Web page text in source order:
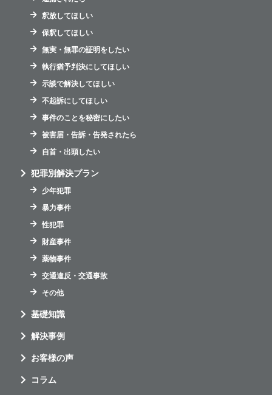
釈放してほしい
保釈してほしい
無実・無罪の証明をしたい
執行猶予判決にしてほしい
示談で解決してほしい
不起訴にしてほしい
事件のことを秘密にしたい
被害届・告訴・告発されたら
自首・出頭したい
犯罪別解決プラン
少年犯罪
暴力事件
性犯罪
財産事件
薬物事件
交通違反・交通事故
その他
基礎知識
解決事例
お客様の声
コラム